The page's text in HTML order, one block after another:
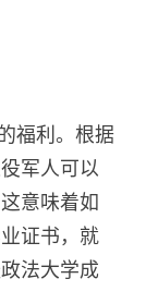
福利。根据
军人可以
意味着如
证书，就
法大学成